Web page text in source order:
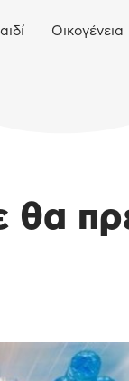
Οικογένεια
θα